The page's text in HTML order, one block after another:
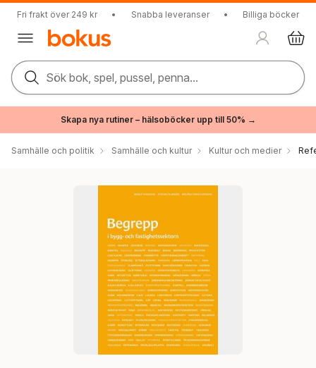
Fri frakt över 249 kr • Snabba leveranser • Billiga böcker
Sök bok, spel, pussel, penna...
Skapa nya rutiner – hälsoböcker upp till 50% →
Samhälle och politik Samhälle och kultur Kultur och medier